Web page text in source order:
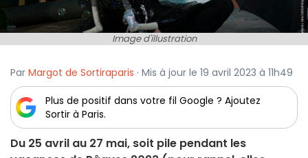
Image d'illustration
Par Margot de Sortiraparis · Mis à jour le 19 avril 2023 à 11h49
Plus de positif dans votre fil Google ? Ajoutez
Sortir à Paris.
Du 25 avril au 27 mai, soit pile pendant les